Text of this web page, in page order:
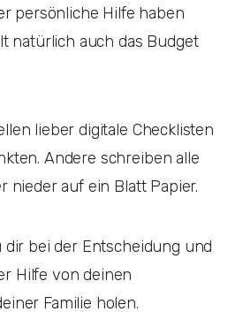
persönliche Hilfe haben
natürlich auch das Budget
lieber digitale Checklisten
Andere schreiben alle
nieder auf ein Blatt Papier.
bei der Entscheidung und
Hilfe von deinen
Familie holen.